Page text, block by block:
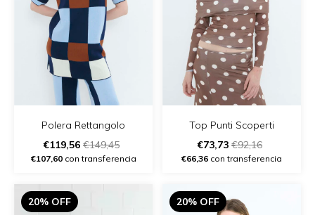
Polera Rettangolo
€119,56 €149,45
€107,60con transferencia
Top Punti Scoperti
€73,73 €92,16
€66,36 con transferencia
20% OFF 20% OFF